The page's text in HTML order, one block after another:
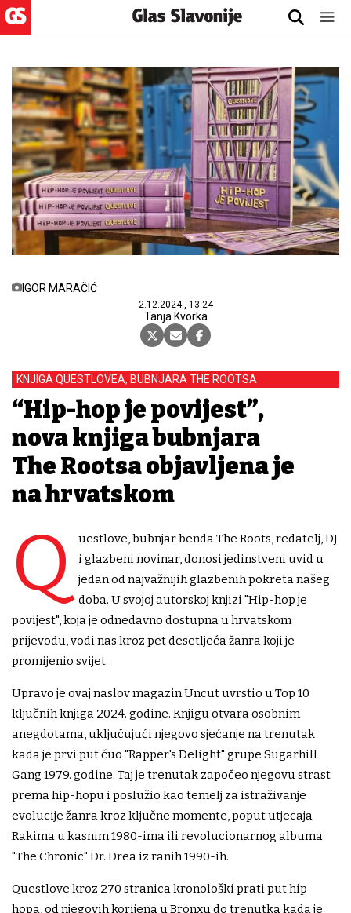
IGOR MARAČIĆ
2.12.2024., 13:24
Tanja Kvorka
KNJIGA QUESTLOVEA, BUBNJARA THE ROOTSA
“Hip-hop je povijest”,
nova knjiga bubnjara
The Rootsa objavljena je
na hrvatskom
Q
uestlove, bubnjar benda The Roots, redatelj, DJ
i glazbeni novinar, donosi jedinstveni uvid u
jedan od najvažnijih glazbenih pokreta našeg
doba. U svojoj autorskoj knjizi "Hip-hop je
povijest", koja je odnedavno dostupna u hrvatskom
prijevodu, vodi nas kroz pet desetljeća žanra koji je
promijenio svijet.
Upravo je ovaj naslov magazin Uncut uvrstio u Top 10
ključnih knjiga 2024. godine. Knjigu otvara osobnim
anegdotama, uključujući njegovo sjećanje na trenutak
kada je prvi put čuo "Rapper's Delight" grupe Sugarhill
Gang 1979. godine. Taj je trenutak započeo njegovu strast
prema hip-hopu i poslužio kao temelj za istraživanje
evolucije žanra kroz ključne momente, poput utjecaja
Rakima u kasnim 1980-ima ili revolucionarnog albuma
"The Chronic" Dr. Drea iz ranih 1990-ih.
Questlove kroz 270 stranica kronološki prati put hip-
hopa, od njegovih korijena u Bronxu do trenutka kada je